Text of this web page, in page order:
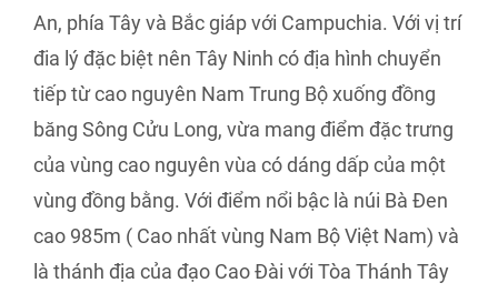
An, phía Tây và Bắc giáp với Campuchia. Với vị trí
đia lý đặc biệt nên Tây Ninh có địa hình chuyển
tiếp từ cao nguyên Nam Trung Bộ xuống đồng
băng Sông Cửu Long, vừa mang điểm đặc trưng
của vùng cao nguyên vùa có dáng dấp của một
vùng đồng bằng. Với điểm nổi bậc là núi Bà Đen
cao 985m ( Cao nhất vùng Nam Bộ Việt Nam) và
là thánh địa của đạo Cao Đài với Tòa Thánh Tây